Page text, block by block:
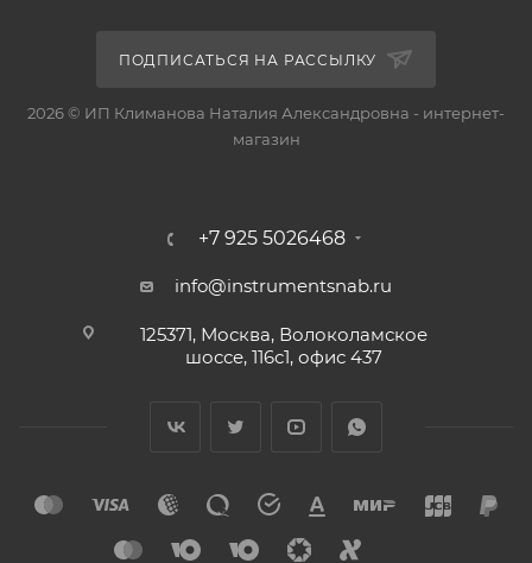
ПОДПИСАТЬСЯ НА РАССЫЛКУ
2026 © ИП Климанова Наталия Александровна - интернет-
магазин
+7 925 5026468
info@instrumentsnab.ru
125371, Москва, Волоколамское
шоссе, 116с1, офис 437